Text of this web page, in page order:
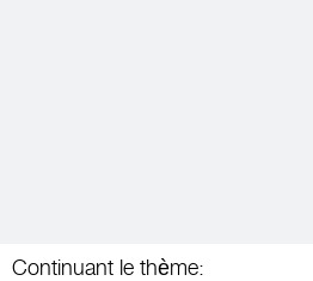
Continuant le thème: